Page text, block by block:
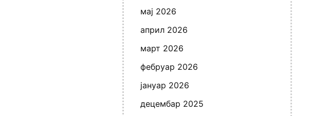
мај 2026
април 2026
март 2026
фебруар 2026
јануар 2026
децембар 2025